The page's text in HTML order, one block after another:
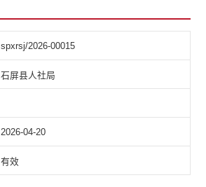
spxrsj/2026-00015
石屏县人社局
2026-04-20
有效